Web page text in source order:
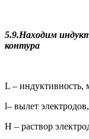
5.9.Находим
контура
L – индуктивность,
l– вылет
Н – раствор